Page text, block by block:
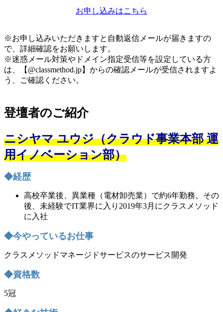
お申し込みはこちら
※お申し込みいただきますと自動返信メールが届きますの
で、詳細確認をお願いします。
※迷惑メール対策やドメイン指定受信等を設定している方
は、【@classmethod.jp】からの確認メールが受信されますよ
う、ご確認ください。
登壇者のご紹介
ニシヤマ ユウジ（クラウド事業本部 運
用イノベーション部）
◆経歴
高校卒業後、異業種（電材卸売業）で約6年勤務。その
後、未経験でIT業界に入り2019年3月にクラスメソッド
に入社
◆今やっているお仕事
クラスメソッドマネージドサービスのサービス開発
◆資格数
5冠